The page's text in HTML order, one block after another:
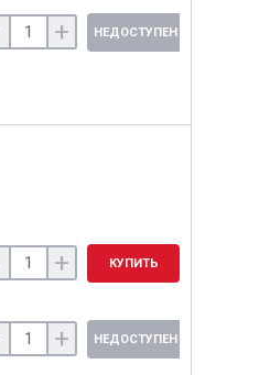
+ НЕДОСТУПЕН
+ КУПИТЬ
+ НЕДОСТУПЕН